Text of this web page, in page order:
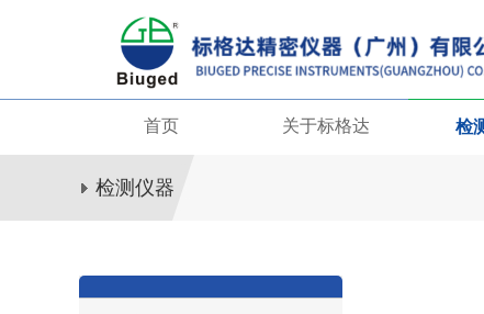
首页 关于标格达 检
检测仪器